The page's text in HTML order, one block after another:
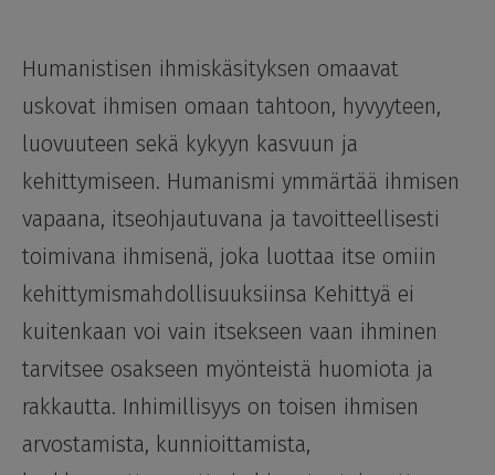
Humanistisen ihmiskäsityksen omaavat
uskovat ihmisen omaan tahtoon, hyvyyteen,
luovuuteen sekä kykyyn kasvuun ja
kehittymiseen. Humanismi ymmärtää ihmisen
vapaana, itseohjautuvana ja tavoitteellisesti
toimivana ihmisenä, joka luottaa itse omiin
kehittymismahdollisuuksiinsa Kehittyä ei
kuitenkaan voi vain itsekseen vaan ihminen
tarvitsee osakseen myönteistä huomiota ja
rakkautta. Inhimillisyys on toisen ihmisen
arvostamista, kunnioittamista,